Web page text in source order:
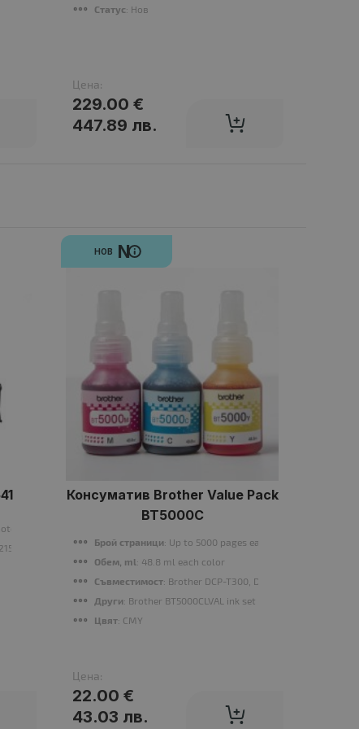
Статус: Нов
Цена:
229.00 €
447.89 лв.
MG3150
НОВ N
Консуматив Brother Value Pack
BT5000C
Брой страници: Up to 5000 pages each color
Обем, ml : 48.8 ml each color
Съвместимост: Brother DCP-T300, DCP-T710W, DCP-
Други: Brother BT5000CLVAL ink set (cyan, yellow and
Цвят: CMY
Цена:
22.00 €
43.03 лв.